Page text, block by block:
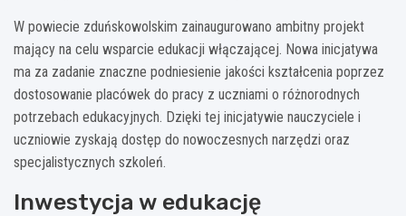
W powiecie zduńskowolskim zainaugurowano ambitny projekt
mający na celu wsparcie edukacji włączającej. Nowa inicjatywa
ma za zadanie znaczne podniesienie jakości kształcenia poprzez
dostosowanie placówek do pracy z uczniami o różnorodnych
potrzebach edukacyjnych. Dzięki tej inicjatywie nauczyciele i
uczniowie zyskają dostęp do nowoczesnych narzędzi oraz
specjalistycznych szkoleń.
Inwestycja w edukację